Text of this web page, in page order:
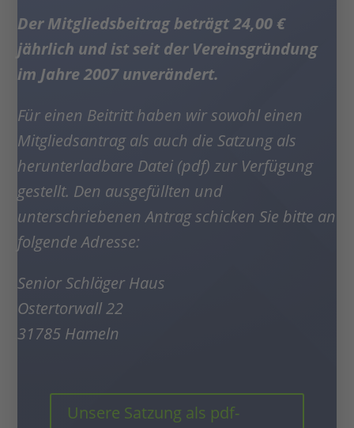
Der Mitgliedsbeitrag beträgt 24,00 €
jährlich und ist seit der Vereinsgründung
im Jahre 2007 unverändert.
Für einen Beitritt haben wir sowohl einen
Mitgliedsantrag als auch die Satzung als
herunterladbare Datei (pdf) zur Verfügung
gestellt. Den ausgefüllten und
unterschriebenen Antrag schicken Sie bitte an
folgende Adresse:
Senior Schläger Haus
Ostertorwall 22
31785 Hameln
Unsere Satzung als pdf-